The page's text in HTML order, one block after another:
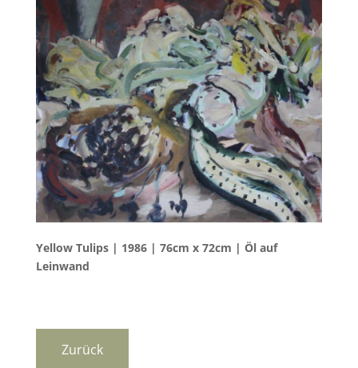
Yellow Tulips | 1986 | 76cm x 72cm | Öl auf
Leinwand